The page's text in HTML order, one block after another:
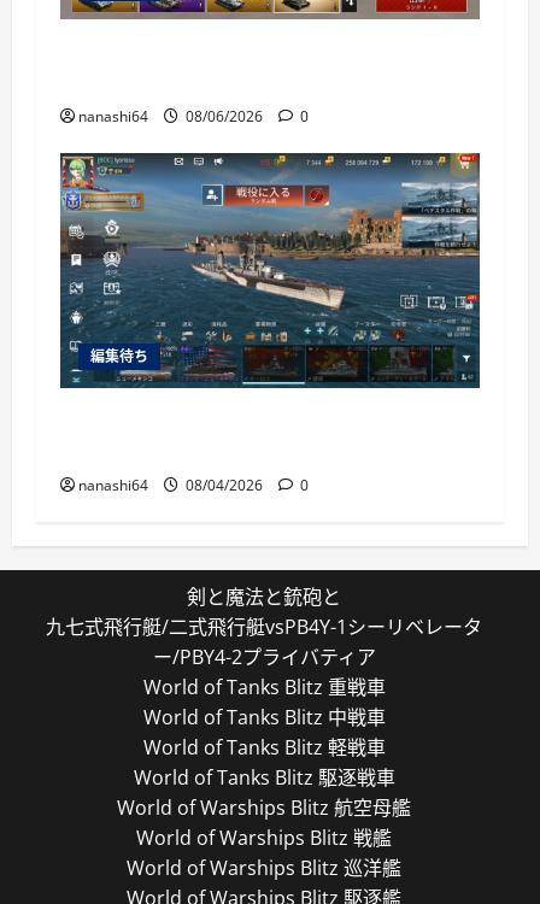
nanashi64 08/06/2026 0
編集待ち
nanashi64 08/04/2026 0
剣と魔法と銃砲と
九七式飛行艇/二式飛行艇vsPB4Y-1シーリベレータ
ー/PBY4-2プライバティア
World of Tanks Blitz 重戦車
World of Tanks Blitz 中戦車
World of Tanks Blitz 軽戦車
World of Tanks Blitz 駆逐戦車
World of Warships Blitz 航空母艦
World of Warships Blitz 戦艦
World of Warships Blitz 巡洋艦
World of Warships Blitz 駆逐艦